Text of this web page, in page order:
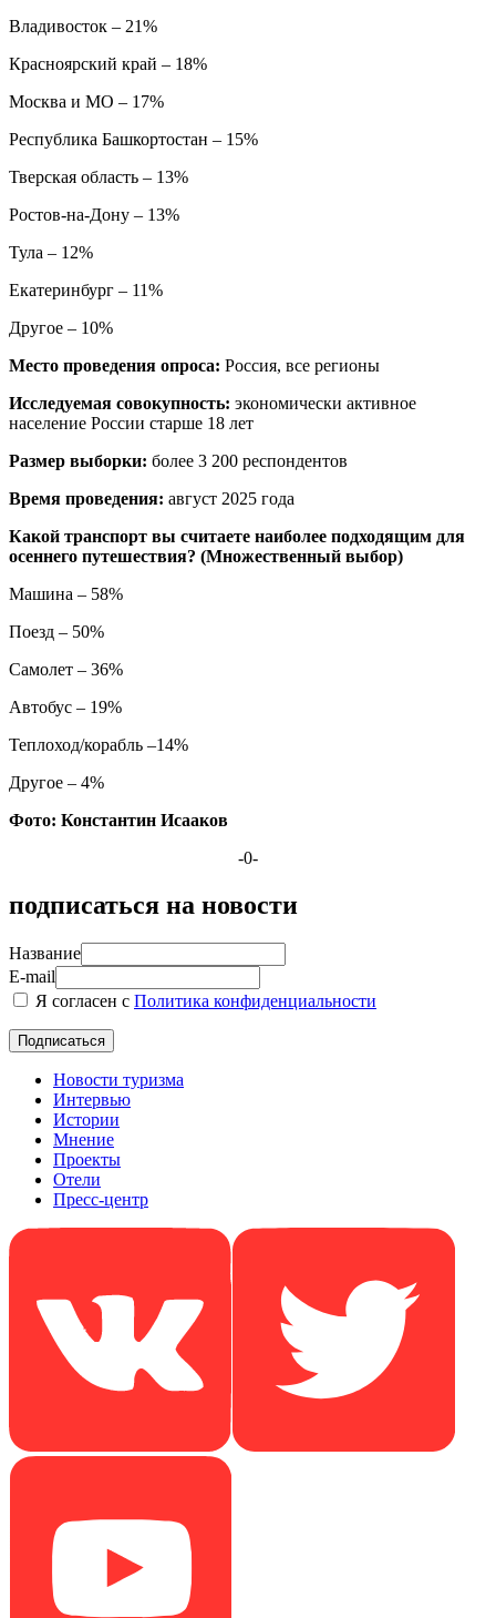
Владивосток – 21%
Красноярский край – 18%
Москва и МО – 17%
Республика Башкортостан – 15%
Тверская область – 13%
Ростов-на-Дону – 13%
Тула – 12%
Екатеринбург – 11%
Другое – 10%
Место проведения опроса: Россия, все регионы
Исследуемая совокупность: экономически активное
население России старше 18 лет
Размер выборки: более 3 200 респондентов
Время проведения: август 2025 года
Какой транспорт вы считаете наиболее подходящим для
осеннего путешествия? (Множественный выбор)
Машина – 58%
Поезд – 50%
Самолет – 36%
Автобус – 19%
Теплоход/корабль –14%
Другое – 4%
Фото: Константин Исааков
-0-
подписаться на новости
Название
E-mail
Я согласен с Политика конфиденциальности
Новости туризма
Интервью
Истории
Мнение
Проекты
Отели
Пресс-центр